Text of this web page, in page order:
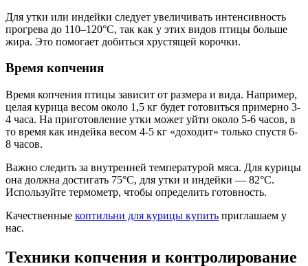
Для утки или индейки следует увеличивать интенсивность
прогрева до 110–120°C, так как у этих видов птицы больше
жира. Это помогает добиться хрустящей корочки.
Время копчения
Время копчения птицы зависит от размера и вида. Например,
целая курица весом около 1,5 кг будет готовиться примерно 3-
4 часа. На приготовление утки может уйти около 5-6 часов, в
то время как индейка весом 4-5 кг «доходит» только спустя 6-
8 часов.
Важно следить за внутренней температурой мяса. Для курицы
она должна достигать 75°C, для утки и индейки — 82°C.
Используйте термометр, чтобы определить готовность.
Качественные коптильни для курицы купить приглашаем у
нас.
Техники копчения и контролирование